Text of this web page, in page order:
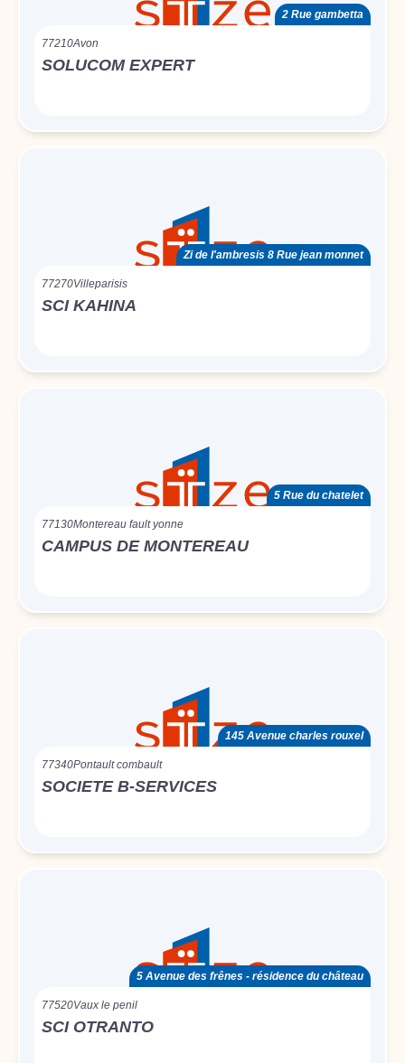
2 Rue gambetta
77210Avon
SOLUCOM EXPERT
Zi de l'ambresis 8 Rue jean monnet
77270Villeparisis
SCI KAHINA
5 Rue du chatelet
77130Montereau fault yonne
CAMPUS DE MONTEREAU
145 Avenue charles rouxel
77340Pontault combault
SOCIETE B-SERVICES
5 Avenue des frênes - résidence du château
77520Vaux le penil
SCI OTRANTO